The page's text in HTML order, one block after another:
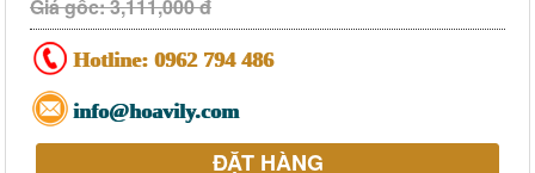
Giá gốc: 3,111,000 đ
Hotline: 0962 794 486
info@hoavily.com
ĐẶT HÀNG